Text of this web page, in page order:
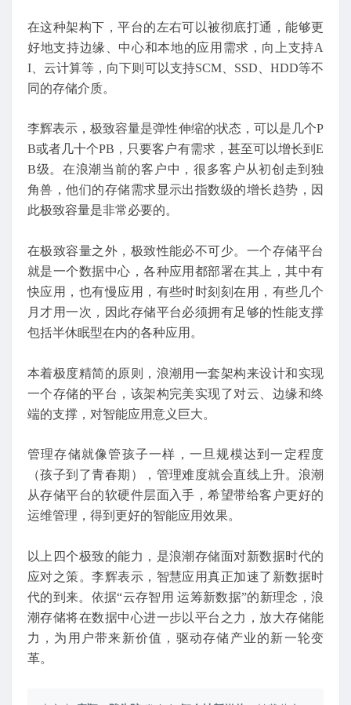
在这种架构下，平台的左右可以被彻底打通，能够更
好地支持边缘、中心和本地的应用需求，向上支持A
I、云计算等，向下则可以支持SCM、SSD、HDD等不
同的存储介质。
李辉表示，极致容量是弹性伸缩的状态，可以是几个P
B或者几十个PB，只要客户有需求，甚至可以增长到E
B级。在浪潮当前的客户中，很多客户从初创走到独
角兽，他们的存储需求显示出指数级的增长趋势，因
此极致容量是非常必要的。
在极致容量之外，极致性能必不可少。一个存储平台
就是一个数据中心，各种应用都部署在其上，其中有
快应用，也有慢应用，有些时时刻刻在用，有些几个
月才用一次，因此存储平台必须拥有足够的性能支撑
包括半休眠型在内的各种应用。
本着极度精简的原则，浪潮用一套架构来设计和实现
一个存储的平台，该架构完美实现了对云、边缘和终
端的支撑，对智能应用意义巨大。
管理存储就像管孩子一样，一旦规模达到一定程度
（孩子到了青春期），管理难度就会直线上升。浪潮
从存储平台的软硬件层面入手，希望带给客户更好的
运维管理，得到更好的智能应用效果。
以上四个极致的能力，是浪潮存储面对新数据时代的
应对之策。李辉表示，智慧应用真正加速了新数据时
代的到来。依据“云存智用 运筹新数据”的新理念，浪
潮存储将在数据中心进一步以平台之力，放大存储能
力，为用户带来新价值，驱动存储产业的新一轮变
革。